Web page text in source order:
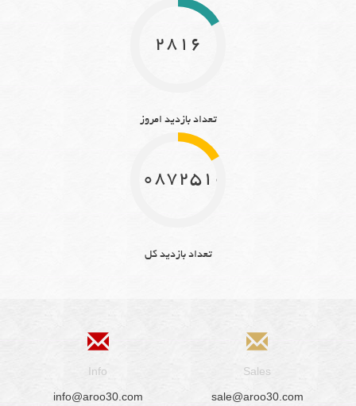
2816
تعداد بازدید امروز
10872510
تعداد بازدید کل
Info
info@aroo30.com
Sales
sale@aroo30.com